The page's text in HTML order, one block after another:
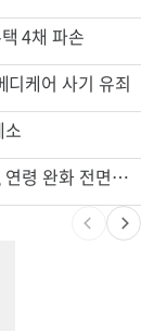
4채 파손
케어 사기 유죄
소
"65세 복수국적 빗장 푸나"... 한국 정부, 연령 완화 전면 추진